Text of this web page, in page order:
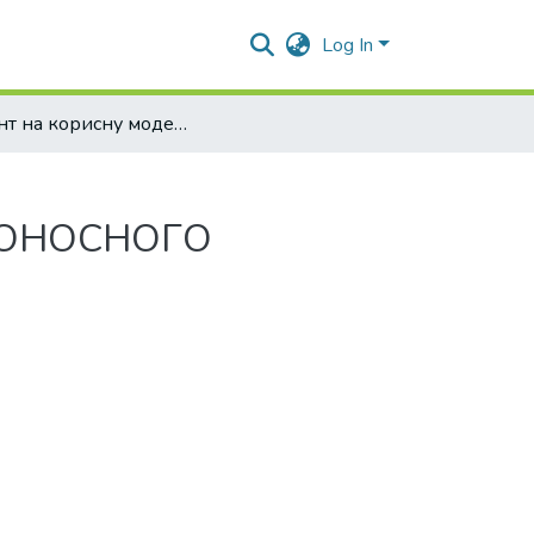
Log In
Патент на корисну модель "СПОСІБ СТВОРЕННЯ І ПОЛІФУНКЦІОНАЛЬНОГО ВИКОРИСТАННЯ МЕДОНОСНОГО ФІТОЦЕНОЗУ" №40318